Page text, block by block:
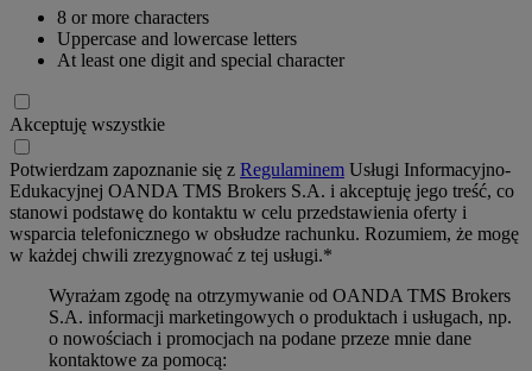
8 or more characters
Uppercase and lowercase letters
At least one digit and special character
Akceptuję wszystkie
Potwierdzam zapoznanie się z Regulaminem Usługi Informacyjno-
Edukacyjnej OANDA TMS Brokers S.A. i akceptuję jego treść, co
stanowi podstawę do kontaktu w celu przedstawienia oferty i
wsparcia telefonicznego w obsłudze rachunku. Rozumiem, że mogę
w każdej chwili zrezygnować z tej usługi.*
Wyrażam zgodę na otrzymywanie od OANDA TMS Brokers
S.A. informacji marketingowych o produktach i usługach, np.
o nowościach i promocjach na podane przeze mnie dane
kontaktowe za pomocą: